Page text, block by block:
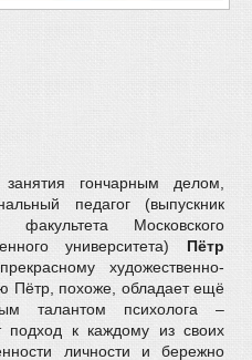
гончарным делом,
педагог (выпускник
факультета Московского
университета) Пётр
художественно-
Пётр, похоже, обладает ещё
талантом психолога –
подход к каждому из своих
личности и бережно